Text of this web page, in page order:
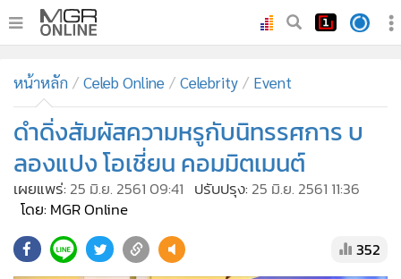
ทันเหตุการณ์
• ภาคใต้
Online Section
บันเทิง
• ผู้จัดการรายวัน
• คอลัมนิสต์
หน้าหลัก Celeb Online Celebrity Event
ดำดิ่งสัมผัสความหรูกับนิทรรศการ บ
ลองแปง โอเชี่ยน คอมมิตเมนต์
เผยแพร่: 25 มิ.ย. 2561 09:41 ปรับปรุง: 25 มิ.ย. 2561 11:36
โดย: MGR Online
352